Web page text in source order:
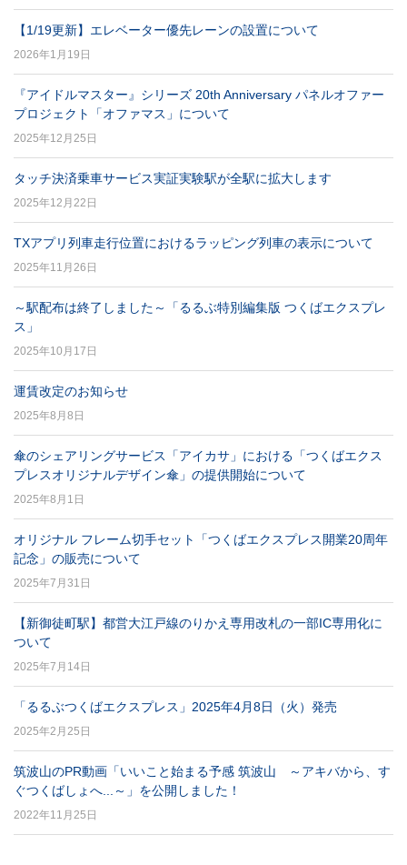
2026年1月19日
【1/19更新】エレベーター優先レーンの設置について
2025年12月25日
『アイドルマスター』シリーズ 20th Anniversary パネルオファー
プロジェクト「オファマス」について
2025年12月22日
タッチ決済乗車サービス実証実験駅が全駅に拡大します
2025年11月26日
TXアプリ列車走行位置におけるラッピング列車の表示について
2025年10月17日
～駅配布は終了しました～「るるぶ特別編集版 つくばエクスプレ
ス」
2025年8月8日
運賃改定のお知らせ
2025年8月1日
傘のシェアリングサービス「アイカサ」における「つくばエクス
プレスオリジナルデザイン傘」の提供開始について
2025年7月31日
オリジナル フレーム切手セット「つくばエクスプレス開業20周年
記念」の販売について
2025年7月14日
【新御徒町駅】都営大江戸線のりかえ専用改札の一部IC専用化に
ついて
2025年2月25日
「るるぶつくばエクスプレス」2025年4月8日（火）発売
2022年11月25日
筑波山のPR動画「いいこと始まる予感 筑波山 ～アキバから、す
ぐつくばしょへ...～」を公開しました！